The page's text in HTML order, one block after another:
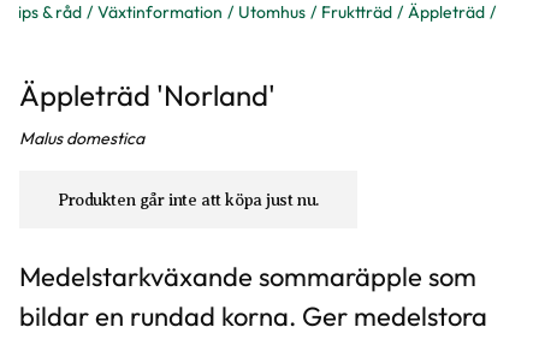
Tips & råd Växtinformation Utomhus Fruktträd Äppleträd
Äppleträd 'Norland'
Malus domestica
Produkten går inte att köpa just nu.
Medelstarkväxande sommaräpple som
bildar en rundad korna. Ger medelstora